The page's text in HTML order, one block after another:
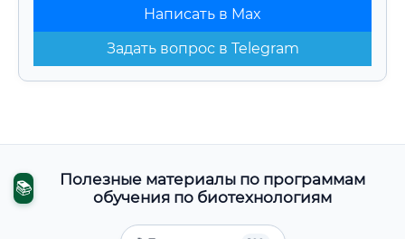
Написать в Max
Задать вопрос в Telegram
📚
Полезные материалы по программам
обучения по биотехнологиям